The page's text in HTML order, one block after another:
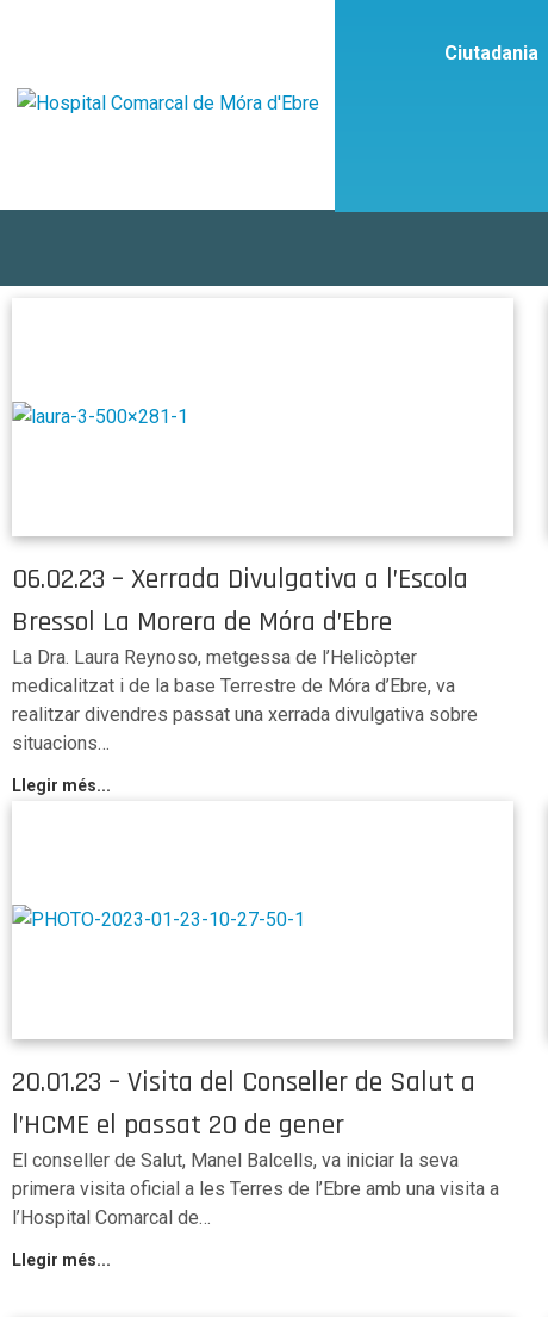
Ciutadania
06.02.23 – Xerrada Divulgativa a l’Escola
Bressol La Morera de Móra d’Ebre
La Dra. Laura Reynoso, metgessa de l’Helicòpter
medicalitzat i de la base Terrestre de Móra d’Ebre, va
realitzar divendres passat una xerrada divulgativa sobre
situacions…
Llegir més...
20.01.23 – Visita del Conseller de Salut a
l’HCME el passat 20 de gener
El conseller de Salut, Manel Balcells, va iniciar la seva
primera visita oficial a les Terres de l’Ebre amb una visita a
l’Hospital Comarcal de…
Llegir més...